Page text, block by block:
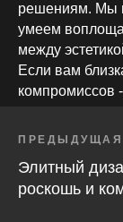
решениям. Мы
умеем
между
Если вам
компромиссов
ПРЕДЫДУЩАЯ
Элитный
роскошь и
Вакансии
Контакты
Карта сайта